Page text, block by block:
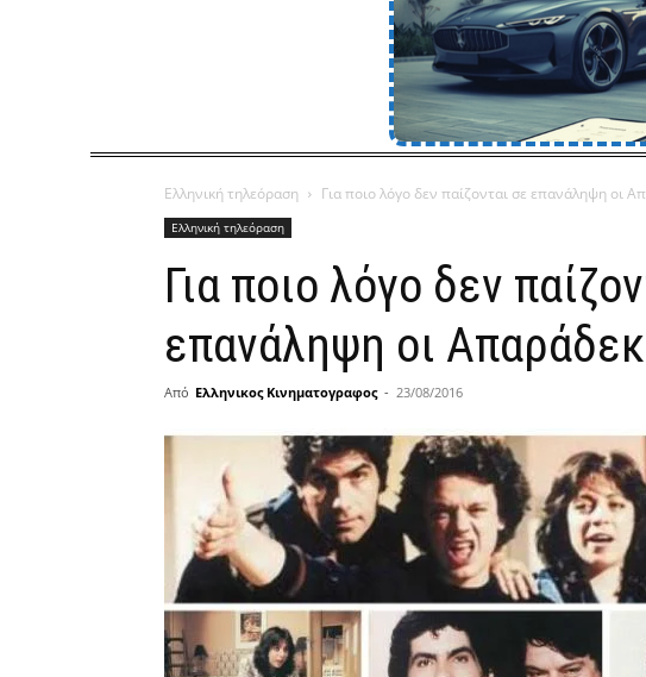
Ελληνική τηλεόραση Για ποιο λόγο δεν παίζονται σε επανάληψη οι
Ελληνική τηλεόραση
Για ποιο λόγο δεν
επανάληψη οι
Από Ελληνικος Κινηματογραφος - 23/08/2016